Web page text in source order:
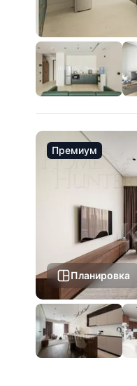
Премиум
Планировка